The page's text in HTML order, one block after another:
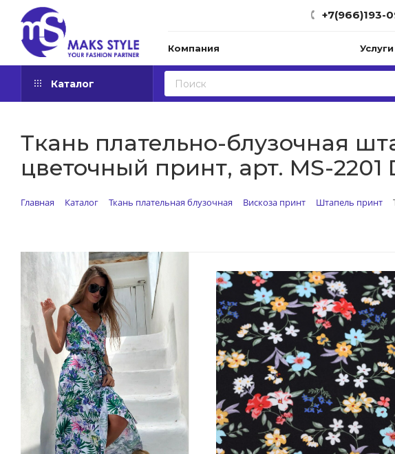
+7(966)193-
Компания Услуги
Каталог
Ткань плательно-блузочная
цветочный принт, арт. MS-2201
Главная Каталог Ткань плательная блузочная Вискоза принт Штапель принт